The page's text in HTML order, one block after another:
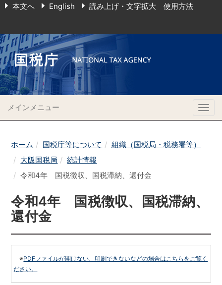
本文へ English 読み上げ・文字拡大 使用方法
メインメニュー
ホーム 国税庁等について
組織（国税局・税務署等）
大阪国税局
統計情報
令和4年 国税徴収、国税滞納、還付金
令和4年 国税徴収、国税滞納、
還付金
※PDFファイルが開けない、印刷できないなどの場合はこちらをご覧く
ださい。